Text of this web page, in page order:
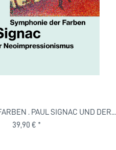
. PAUL SIGNAC UND DER...
39,90 € *